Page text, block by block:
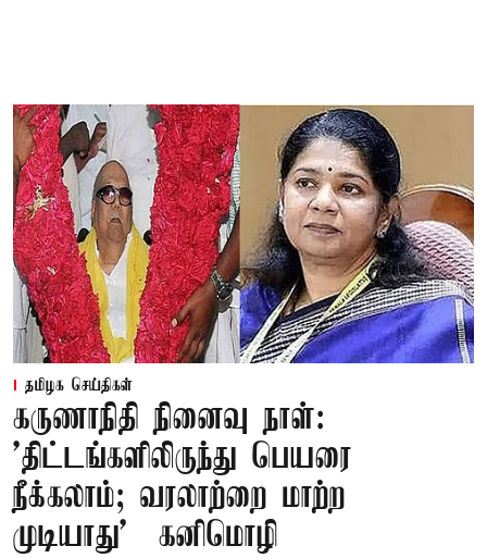
தமிழக செய்திகள்
கருணாநிதி நினைவு நாள்:
'திட்டங்களிலிருந்து பெயரை
நீக்கலாம்; வரலாற்றை மாற்ற
முடியாது' – கனிமொழி